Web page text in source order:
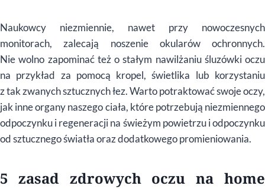
Naukowcy niezmiennie, nawet przy nowoczesnych
monitorach, zalecają noszenie okularów ochronnych.
Nie wolno zapominać też o stałym nawilżaniu śluzówki oczu
na przykład za pomocą kropel, świetlika lub korzystaniu
z tak zwanych sztucznych łez. Warto potraktować swoje oczy,
jak inne organy naszego ciała, które potrzebują niezmiennego
odpoczynku i regeneracji na świeżym powietrzu i odpoczynku
od sztucznego światła oraz dodatkowego promieniowania.
5 zasad zdrowych oczu na home